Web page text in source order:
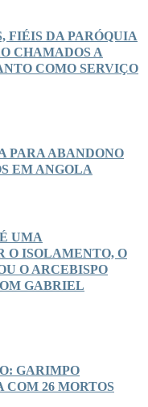
FIÉIS DA PARÓQUIA
CHAMADOS A
COMO SERVIÇO
PARA ABANDONO
EM ANGOLA
UMA
O ISOLAMENTO, O
O ARCEBISPO
GABRIEL
GARIMPO
26 MORTOS